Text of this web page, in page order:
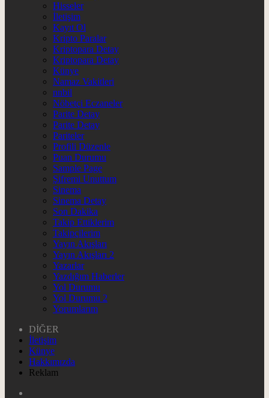
Hisseler
İletişim
Kayıt Ol
Kripto Paralar
Kriptopara Detay
Kriptopara Detay
Künye
Namaz Vakitleri
nnbil
Nöbetçi Eczaneler
Parite Detay
Parite Detay
Pariteler
Profili Düzenle
Puan Durumu
Sample Page
Şifremi Unuttum
Sinema
Sinema Detay
Son Dakika
Takip Ettiklerim
Takipçilerim
Yayın Akışları
Yayın Akışları 2
Yazarlar
Yazdığım Haberler
Yol Durumu
Yol Durumu 2
Yorumlarım
DİĞER
İletişim
Künye
Hakkımızda
Reklam